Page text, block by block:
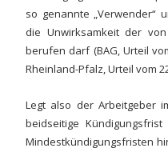
so genannte „Verwender“
die Unwirksamkeit der
berufen darf (BAG, Urteil
Rheinland-Pfalz, Urteil vom
Legt also der Arbeitgeber
beidseitige
Mindestkündigungsfristen